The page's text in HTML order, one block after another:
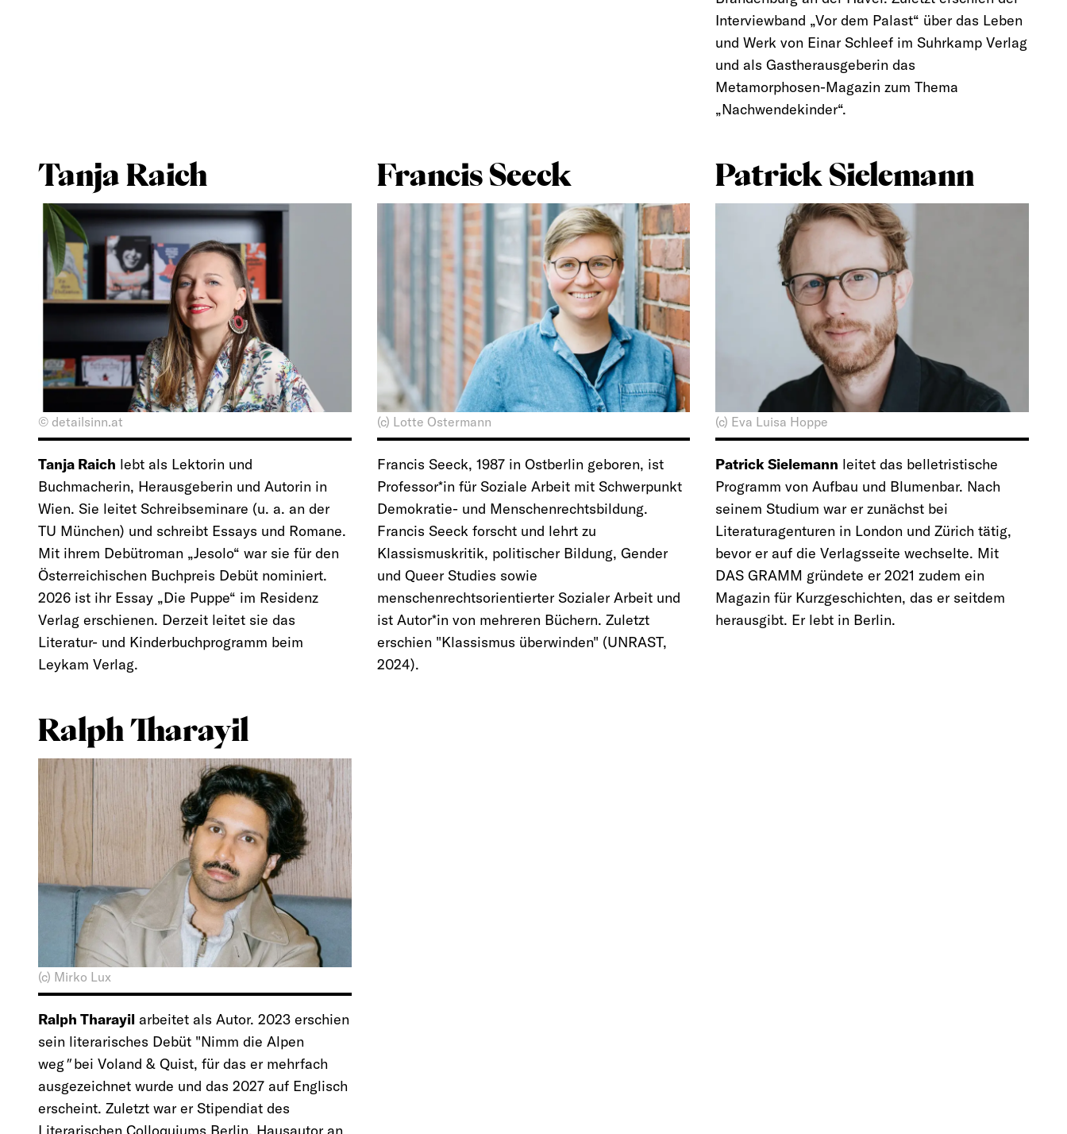
Interviewband „Vor dem Palast“ über das Leben
und Werk von Einar Schleef im Suhrkamp Verlag
und als Gastherausgeberin das
Metamorphosen-Magazin zum Thema
„Nachwendekinder“.
Tanja Raich
© detailsinn.at
Tanja Raich lebt als Lektorin und
Buchmacherin, Herausgeberin und Autorin in
Wien. Sie leitet Schreibseminare (u. a. an der
TU München) und schreibt Essays und Romane.
Mit ihrem Debütroman „Jesolo“ war sie für den
Österreichischen Buchpreis Debüt nominiert.
2026 ist ihr Essay „Die Puppe“ im Residenz
Verlag erschienen. Derzeit leitet sie das
Literatur- und Kinderbuchprogramm beim
Leykam Verlag.
Francis Seeck
(c) Lotte Ostermann
Francis Seeck, 1987 in Ostberlin geboren, ist
Professor*in für Soziale Arbeit mit Schwerpunkt
Demokratie- und Menschenrechtsbildung.
Francis Seeck forscht und lehrt zu
Klassismuskritik, politischer Bildung, Gender
und Queer Studies sowie
menschenrechtsorientierter Sozialer Arbeit und
ist Autor*in von mehreren Büchern. Zuletzt
erschien "Klassismus überwinden" (UNRAST,
2024).
Patrick Sielemann
(c) Eva Luisa Hoppe
Patrick Sielemann leitet das belletristische
Programm von Aufbau und Blumenbar. Nach
seinem Studium war er zunächst bei
Literaturagenturen in London und Zürich tätig,
bevor er auf die Verlagsseite wechselte. Mit
DAS GRAMM gründete er 2021 zudem ein
Magazin für Kurzgeschichten, das er seitdem
herausgibt. Er lebt in Berlin.
Ralph Tharayil
(c) Mirko Lux
Ralph Tharayil arbeitet als Autor. 2023 erschien
sein literarisches Debüt "Nimm die Alpen
weg"bei Voland & Quist, für das er mehrfach
ausgezeichnet wurde und das 2027 auf Englisch
erscheint. Zuletzt war er Stipendiat des